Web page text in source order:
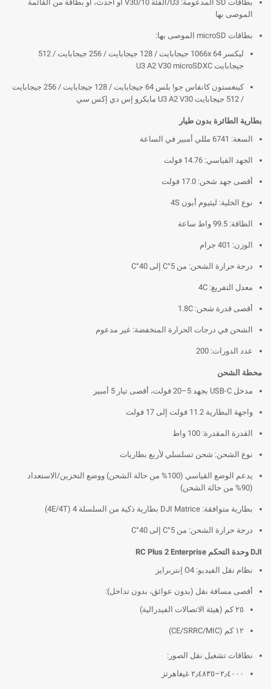
بطاقات SD المدعومة: U3/الفئة 10/V30 أو أحدث، أو بطاقة من القائمة
الموصى بها
بطاقات microSD الموصى بها:
ليكسر 1066x 64 جيجابايت / 128 جيجابايت / 256 جيجابايت / 512
جيجابايت U3 A2 V30 microSDXC
كينغستون كانفاس جو! بلس 64 جيجابايت / 128 جيجابايت / 256 جيجابايت
/ 512 جيجابايت U3 A2 V30 مايكرو إس دي إكس سي
بطارية الطائرة بدون طيار
السعة: 6741 مللي أمبير في الساعة
الجهد القياسي: 14.76 فولت
أقصى جهد شحن: 17.0 فولت
نوع الخلية: ليثيوم أيون 4S
الطاقة: 99.5 واط ساعة
الوزن: 401 جرام
درجة حرارة الشحن: من 5°C إلى 40°C
معدل التفريغ: 4C
أقصى قدرة شحن: 1.8C
الشحن في درجات الحرارة المنخفضة: غير مدعوم
عدد الدورات: 200
محطة الشحن
مدخل USB-C بجهد 5–20 فولت، أقصى تيار 5 أمبير
واجهة البطارية 11.2 فولت إلى 17 فولت
القدرة المقدرة: 100 واط
نوع الشحن: شحن تسلسلي لأربع بطاريات
يدعم الوضع القياسي (100% من حالة الشحن) ووضع التخزين/الاستعداد
(90% من حالة الشحن)
بطارية متوافقة: DJI Matrice بطارية ذكية من السلسلة 4 (4E/4T)
درجة حرارة الشحن: من 5°C إلى 40°C
DJI وحدة التحكم RC Plus 2 Enterprise
نظام نقل الفيديو: O4 إنتربرايز
أقصى مسافة نقل (بدون عوائق، بدون تداخل):
٢٥ كم (هيئة الاتصالات الفيدرالية)
١٢ كم (CE/SRRC/MIC)
نطاقات تشغيل نقل الصور:
٢٫٤٠٠٠–٢٫٤٨٣٥ غيغاهرتز